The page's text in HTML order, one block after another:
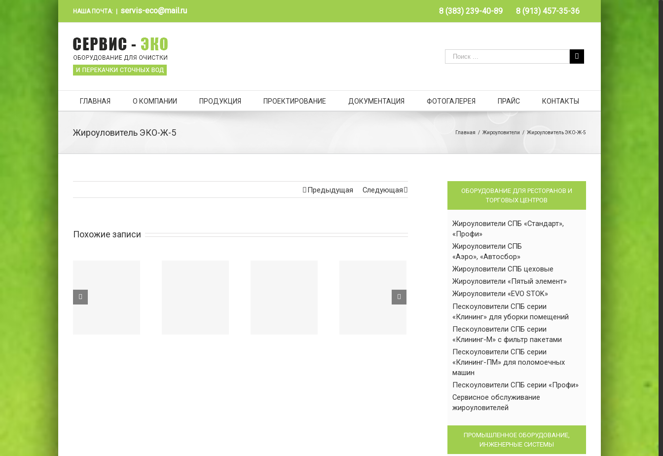
НАША ПОЧТА: servis-eco@mail.ru 8 (383) 239-40-89 8 (913) 457-35-36
ГЛАВНАЯ О КОМПАНИИ ПРОДУКЦИЯ ПРОЕКТИРОВАНИЕ ДОКУМЕНТАЦИЯ ФОТОГАЛЕРЕЯ ПРАЙС КОНТАКТЫ
Жироуловитель ЭКО-Ж-5 Главная / Жироуловители / Жироуловитель ЭКО-Ж-5
Предыдущая Следующая
Похожие записи
ОБОРУДОВАНИЕ ДЛЯ РЕСТОРАНОВ И
ТОРГОВЫХ ЦЕНТРОВ
Жироуловители СПБ «Стандарт»,
«Профи»
Жироуловители СПБ
«Аэро», «Автосбор»
Жироуловители СПБ цеховые
Жироуловители «Пятый элемент»
Жироуловители «EVO STOK»
Пескоуловители СПБ серии
«Клининг» для уборки помещений
Пескоуловители СПБ серии
«Клининг-М» с фильтр пакетами
Пескоуловители СПБ серии
«Клининг-ПМ» для поломоечных
машин
Пескоуловители СПБ серии «Профи»
Сервисное обслуживание
жироуловителей
ПРОМЫШЛЕННОЕ ОБОРУДОВАНИЕ,
ИНЖЕНЕРНЫЕ СИСТЕМЫ